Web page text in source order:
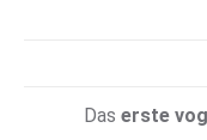
Das erste